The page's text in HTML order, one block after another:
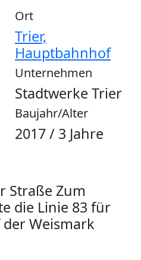
Ort
Trier,
Hauptbahnhof
Unternehmen
Stadtwerke Trier
Baujahr/Alter
2017 / 3 Jahre
Straße Zum
die Linie 83 für
Weismark